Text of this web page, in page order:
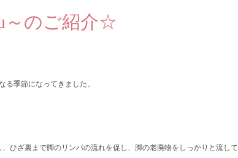
～のご紹介☆
季節になってきました。
ひざ裏まで脚のリンパの流れを促し、脚の老廃物をしっかりと流して